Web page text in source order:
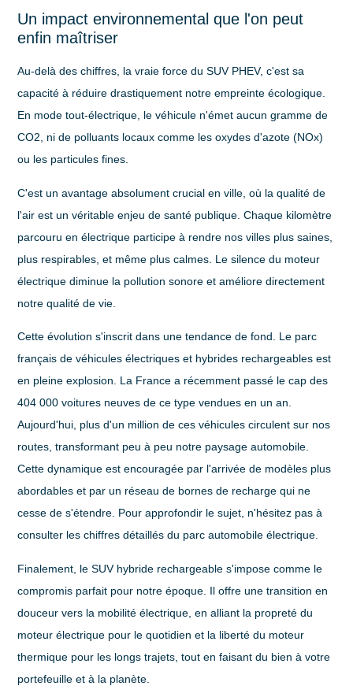
Un impact environnemental que l'on peut
enfin maîtriser
Au-delà des chiffres, la vraie force du SUV PHEV, c'est sa
capacité à réduire drastiquement notre empreinte écologique.
En mode tout-électrique, le véhicule n'émetaucun gramme de
CO2, ni de polluants locaux comme les oxydes d'azote (NOx)
ou les particules fines.
C'est un avantage absolument crucial en ville, où la qualité de
l'air est un véritable enjeu de santé publique. Chaque kilomètre
parcouru en électrique participe à rendre nos villes plus saines,
plus respirables, et même plus calmes. Le silence du moteur
électrique diminue la pollution sonore et améliore directement
notre qualité de vie.
Cette évolution s'inscrit dans une tendance de fond. Le parc
français de véhicules électriques et hybrides rechargeables est
en pleine explosion. La France a récemment passé le cap des
404 000 voitures neuves de ce type vendues en un an.
Aujourd'hui, plus d'un million de ces véhicules circulent sur nos
routes, transformant peu à peu notre paysage automobile.
Cette dynamique est encouragée par l'arrivée de modèles plus
abordables et par un réseau de bornes de recharge qui ne
cesse de s'étendre. Pour approfondir le sujet, n'hésitez pas à
consulter les chiffres détaillés du parc automobile électrique.
Finalement, leSUV hybride rechargeable s'impose comme le
compromis parfait pour notre époque. Il offre une transition en
douceur vers la mobilité électrique, en alliant la propreté du
moteur électrique pour le quotidien et la liberté du moteur
thermique pour les longs trajets, tout en faisant du bien à votre
portefeuille et à la planète.